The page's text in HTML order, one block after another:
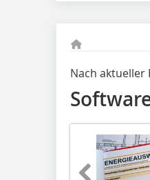
Nach aktueller